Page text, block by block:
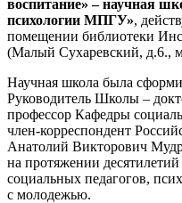
воспитание» – научная
психологии МПГУ»,
помещении библиотеки
(Малый Сухаревский, д.6.,
Научная школа была
Руководитель Школы –
профессор Кафедры
член-корреспондент
Анатолий Викторович
на протяжении
социальных педагогов,
с молодежью.